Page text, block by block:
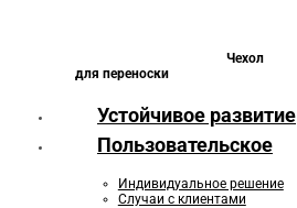
Чехол
для переноски
Устойчивое развитие
Пользовательское
Индивидуальное решение
Случаи с клиентами